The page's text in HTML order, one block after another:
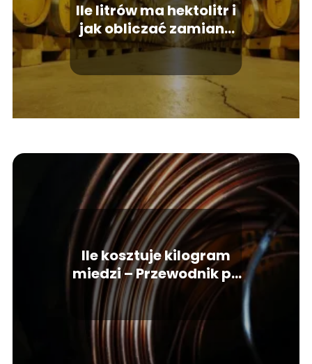
Ile litrów ma hektolitr i
jak obliczać zamianę
jednostek?
Ile kosztuje kilogram
miedzi – Przewodnik po
cenach miedzi w 2026